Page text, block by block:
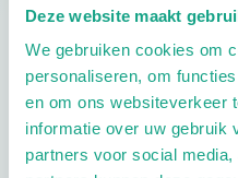
Deze website maakt
We gebruiken cookies om
personaliseren, om
en om ons websiteverkeer
informatie over uw gebruik
partners voor social
pedicure.